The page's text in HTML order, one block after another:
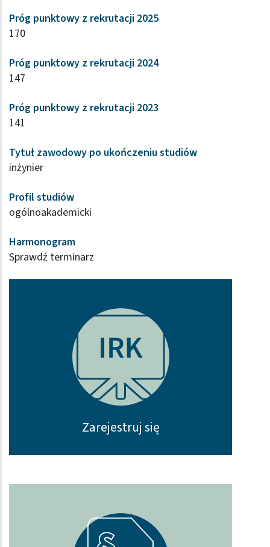
Próg punktowy z rekrutacji 2025
170
Próg punktowy z rekrutacji 2024
147
Próg punktowy z rekrutacji 2023
141
Tytuł zawodowy po ukończeniu studiów
inżynier
Profil studiów
ogólnoakademicki
Harmonogram
Sprawdź terminarz
Zarejestruj się